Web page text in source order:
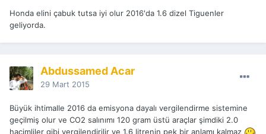
Honda elini çabuk tutsa iyi olur 2016'da 1.6 dizel Tiguenler
geliyorda.
Abdussamed Acar
29 Mart 2015
Büyük ihtimalle 2016 da emisyona dayalı vergilendirme sistemine
geçilmiş olur ve CO2 salınımı 120 gram üstü araçlar şimdiki 2.0
hacimliler gibi vergilendirilir ve 1.6 litrenin pek bir anlamı kalmaz